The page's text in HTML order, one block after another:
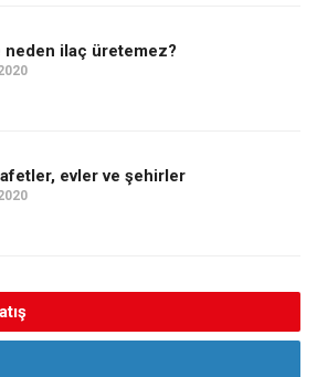
neden ilaç üretemez?
afetler, evler ve şehirler